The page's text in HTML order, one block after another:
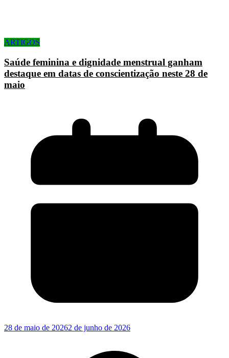
ARTIGOS
Saúde feminina e dignidade menstrual ganham
destaque em datas de conscientização neste 28 de
maio
28 de maio de 20262 de junho de 2026